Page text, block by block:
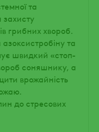
та
захисту
грибних хвороб.
та
швидкий «стоп-
соняшнику, а
врожайність
до стресових